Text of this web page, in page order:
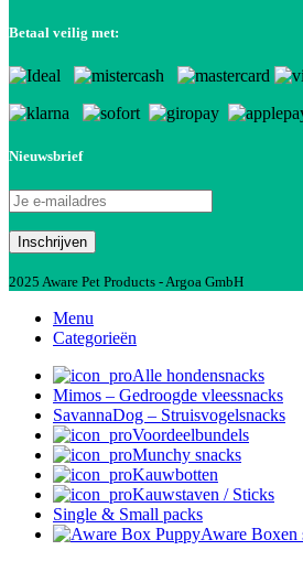
Betaal veilig met:
Nieuwsbrief
2025 Aware Pet Products - Argoa GmbH
Menu
Categorieën
Alle hondensnacks
Mimos – Gedroogde vleessnacks
SavannaDog – Struisvogelsnacks
Voordeelbundels
Munchy snacks
Kauwbotten
Kauwstaven / Sticks
Single & Small packs
Aware Boxen